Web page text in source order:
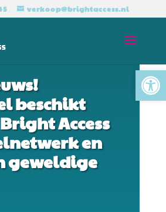
verkoop@brightaccess.nl
VOOR ONDERNEMERS
beschikt
Access
en
geweldige